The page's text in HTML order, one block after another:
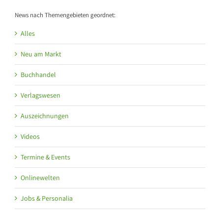
News nach Themengebieten geordnet:
Alles
Neu am Markt
Buchhandel
Verlagswesen
Auszeichnungen
Videos
Termine & Events
Onlinewelten
Jobs & Personalia